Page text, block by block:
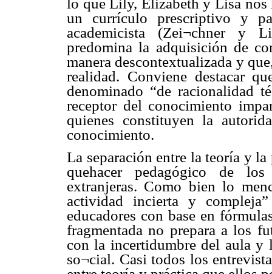
lo que Lily, Elizabeth y Lisa nos
un currículo prescriptivo y
academicista (Zei¬chner y
predomina la adquisición de
manera descontextualizada y
realidad. Conviene destacar
denominado “de racionalidad
receptor del conocimiento
quienes constituyen la
conocimiento.
La separación entre la teoría y
quehacer pedagógico de
extranjeras. Como bien lo
actividad incierta y
educadores con base en
fragmentada no prepara a los
con la incertidumbre del aula y
so¬cial. Casi todos los